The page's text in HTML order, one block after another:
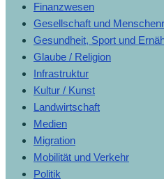
Finanzwesen
Gesellschaft und
Gesundheit, Sport und
Glaube / Religion
Infrastruktur
Kultur / Kunst
Landwirtschaft
Medien
Migration
Mobilität und Verkehr
Politik